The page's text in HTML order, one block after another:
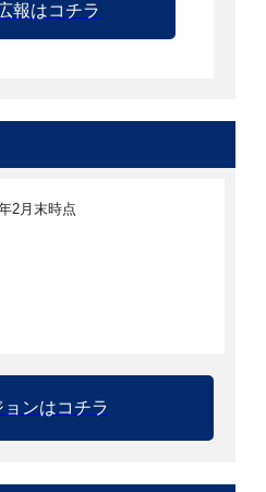
報はコチラ
2月末時点
ョンはコチラ